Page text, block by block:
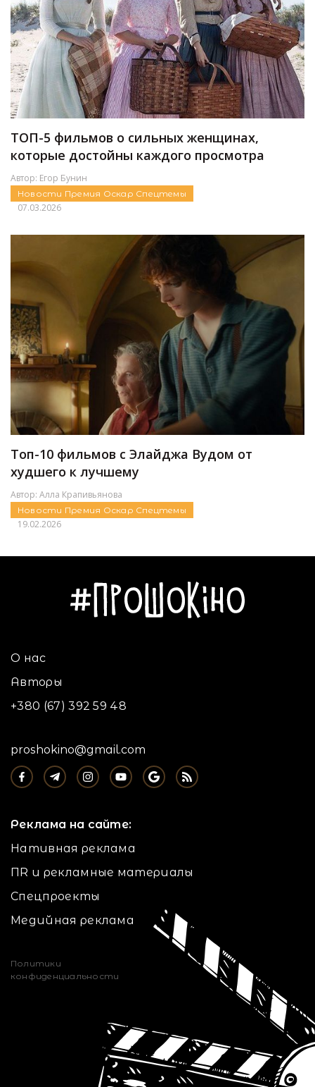
ТОП-5 фильмов о сильных женщинах,
которые достойны каждого просмотра
Автор: Егор Бунин
Новости Премия Оскар Спецтемы
07.03.2026
Топ-10 фильмов с Элайджа Вудом от
худшего к лучшему
Автор: Алла Крапивьянова
Новости Премия Оскар Спецтемы
19.02.2026
О нас
Авторы
+380 (67) 392 59 48
proshokino@gmail.com
Реклама на сайте:
Нативная реклама
ПR и рекламные материалы
Спецпроекты
Медийная реклама
Политики
конфиденциальности